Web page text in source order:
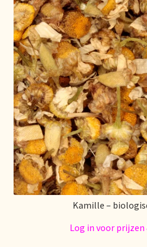
Mentions légales
Mijn account
Mijn Favorieten
Multilingualism
Multilinguisme
Multilingüismo.
Newsletter
Kamille –
Log in voor